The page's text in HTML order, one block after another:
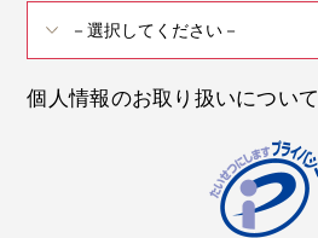
個人情報のお取り扱いについて